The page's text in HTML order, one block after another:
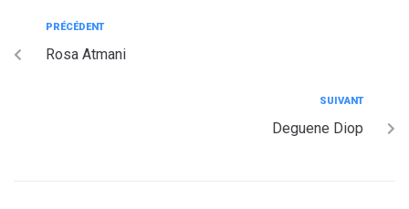
PRÉCÉDENT
Rosa Atmani
SUIVANT
Deguene Diop